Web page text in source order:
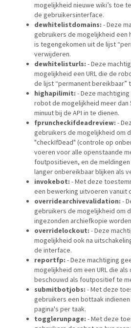
mogelijkheid nieuwe wiki’s toe
de gebruikersinterface.
dewhitelistdomains: - Deze
gebruikers de mogelijkheid een
is tegengekomen uit de lijst
verwijderen.
dewhitelisturls: - Deze
mogelijkheid een URL die de
de lijst “permanent bereikbaar”
highapilimit: - Deze
robot de mogelijkheid meer dan
minuut bij de API in te dienen.
fpruncheckifdeadreview: -
gebruikers de mogelijkheid om
"checkIfDead" (controle op
voeren voor alle openstaande
foutpositieven, en de meldingen
langer onbereikbaar blijken als
invokebot: - Met deze
een bewerking uitvoeren vanuit
overridearchivevalidation: -
gebruikers de mogelijkheid om
ingezonden archiefkopie
overridelockout: - Deze
mogelijkheid ook na
de interface.
reportfp: - Deze machtiging
mogelijkheid om een URL die
beschouwd als foutpositief te
submitbotjobs: - Met deze
gebruikers een bottaak indienen
pagina's per taak.
togglerunpage: - Met deze